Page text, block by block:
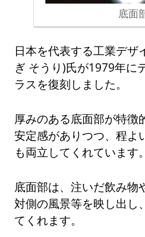
底面
日本を代表する工業デザ
ぎ そうり)氏が1979年に
ラスを復刻しました。
厚みのある底面部が特徴
安定感がありつつ、程よ
も両立してくれています。
底面部は、注いだ飲み物
対側の風景等を映し出し
てくれます。